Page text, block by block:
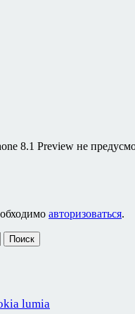
8.1 Preview не
авторизоваться.
lumia